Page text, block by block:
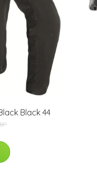
Black 44